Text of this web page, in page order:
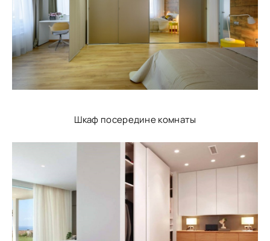
Шкаф посередине комнаты